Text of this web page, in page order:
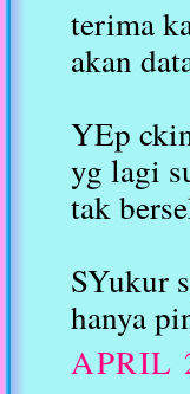
terima
akan
YEp
yg lagi
tak
SYukur
hanya
APRIL